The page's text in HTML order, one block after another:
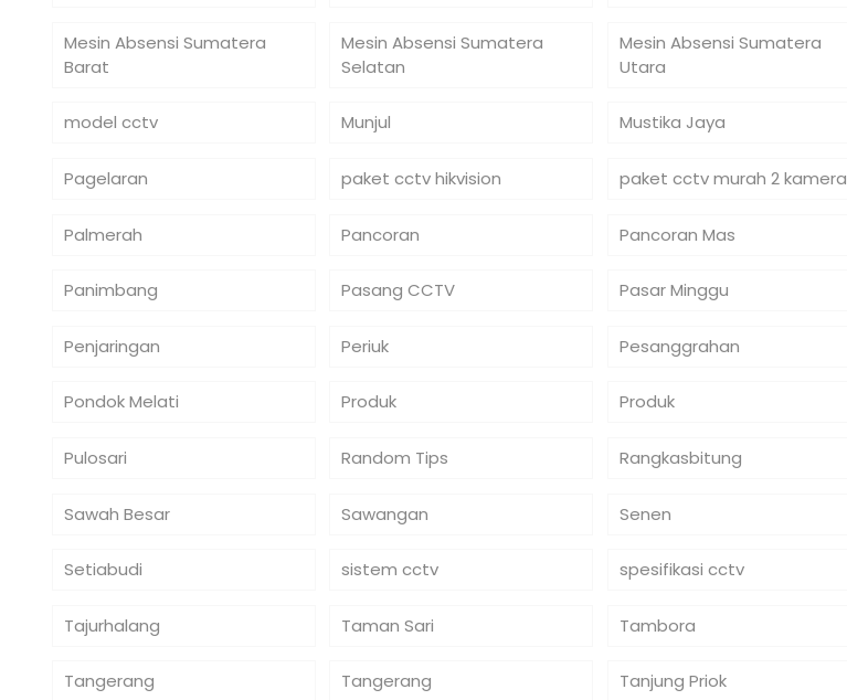
Mesin Absensi Sumatera
Barat
Mesin Absensi Sumatera
Selatan
Mesin Absensi Sumatera
Utara
model cctv Munjul Mustika Jaya
Pagelaran paket cctv hikvision paket cctv murah 2 kamera
Palmerah Pancoran Pancoran Mas
Panimbang Pasang CCTV Pasar Minggu
Penjaringan Periuk Pesanggrahan
Pondok Melati Produk Produk
Pulosari Random Tips Rangkasbitung
Sawah Besar Sawangan Senen
Setiabudi sistem cctv spesifikasi cctv
Tajurhalang Taman Sari Tambora
Tangerang Tangerang Tanjung Priok